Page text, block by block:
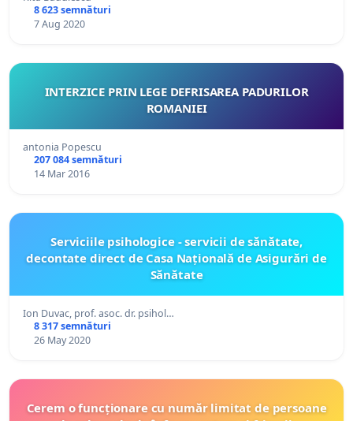
8 623 semnături
7 Aug 2020
INTERZICE PRIN LEGE DEFRISAREA PADURILOR
ROMANIEI
antonia Popescu
207 084 semnături
14 Mar 2016
Serviciile psihologice - servicii de sănătate,
decontate direct de Casa Națională de Asigurări de
Sănătate
Ion Duvac, prof. asoc. dr. psihol…
8 317 semnături
26 May 2020
Cerem o funcționare cu număr limitat de persoane